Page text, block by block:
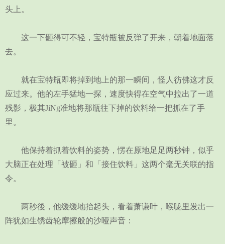
头上。
这一下砸得可不轻，宝特瓶被反弹了开来，朝着地面落
去。
就在宝特瓶即将掉到地上的那一瞬间，怪人彷佛这才反
应过来。他的左手猛地一探，速度快得在空气中拉出了一道
残影，极其JiNg准地将那瓶往下掉的饮料给一把抓在了手
里。
他保持着抓着饮料的姿势，愣在原地足足两秒钟，似乎
大脑正在处理「被砸」和「接住饮料」这两个毫无关联的指
令。
两秒後，他缓缓地抬起头，看着萧谦叶，喉咙里发出一
阵犹如生锈齿轮摩擦般的沙哑声音：